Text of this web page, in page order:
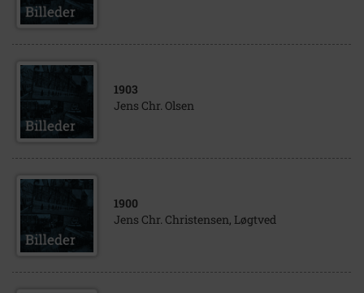
1903
Jens Chr. Olsen
1900
Jens Chr. Christensen, Løgtved